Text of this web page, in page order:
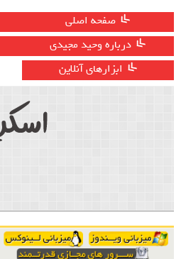
صفحه اصلی
درباره وحید مجیدی
ابزارهای آنلاین